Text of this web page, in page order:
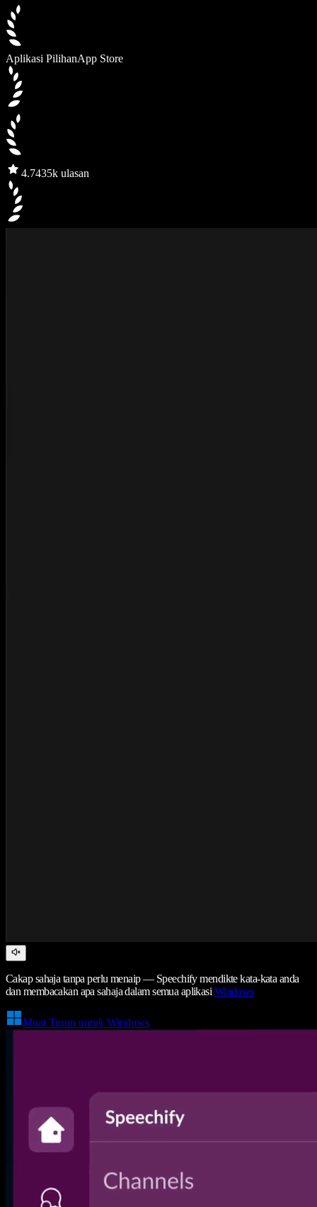
Aplikasi PilihanApp Store
4.7435k ulasan
Cakap sahaja tanpa perlu menaip — Speechify mendikte kata-kata anda
dan membacakan apa sahaja dalam semua aplikasi Windows
Muat Turun untuk Windows